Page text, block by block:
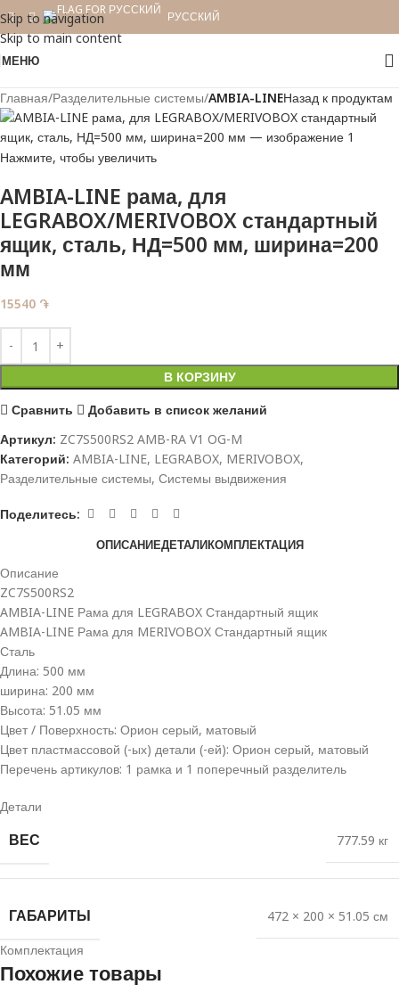
Skip to navigation
Skip to main content
РУССКИЙ
МЕНЮ
Главная Разделительные системы AMBIA-LINEНазад к продуктам
Нажмите, чтобы увеличить
AMBIA-LINE рама, для
LEGRABOX/MERIVOBOX стандартный
ящик, сталь, НД=500 мм, ширина=200
мм
15540 ֏
В КОРЗИНУ
Сравнить
Добавить в список желаний
Артикул: ZC7S500RS2 AMB-RA V1 OG-M
Категорий: AMBIA-LINE, LEGRABOX, MERIVOBOX,
Разделительные системы, Системы выдвижения
Поделитесь:
ОПИСАНИЕДЕТАЛИКОМПЛЕКТАЦИЯ
Описание
ZC7S500RS2
AMBIA-LINE Рама для LEGRABOX Стандартный ящик
AMBIA-LINE Рама для MERIVOBOX Стандартный ящик
Сталь
Длина: 500 мм
ширина: 200 мм
Высота: 51.05 мм
Цвет / Поверхность: Орион серый, матовый
Цвет пластмассовой (-ых) детали (-ей): Орион серый, матовый
Перечень артикулов: 1 рамка и 1 поперечный разделитель
Детали
ВЕС 777.59 кг
ГАБАРИТЫ
472 × 200 × 51.05 см
Комплектация
Похожие товары